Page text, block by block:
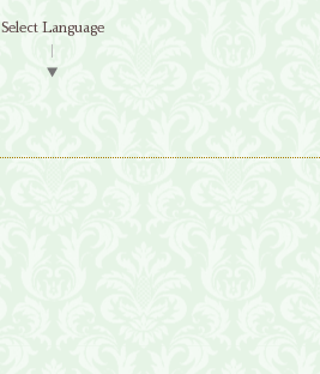
Select Language
▼